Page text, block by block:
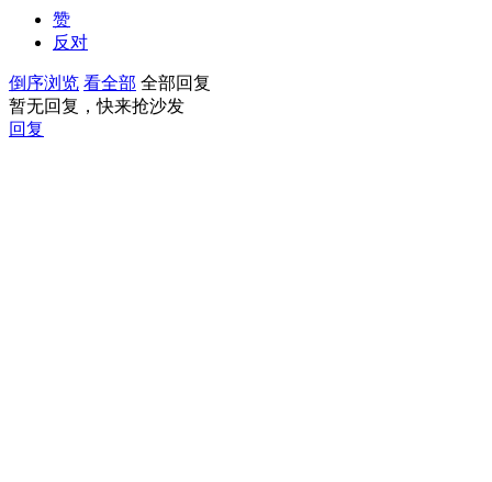
赞
反对
倒序浏览 看全部 全部回复
暂无回复，快来抢沙发
回复